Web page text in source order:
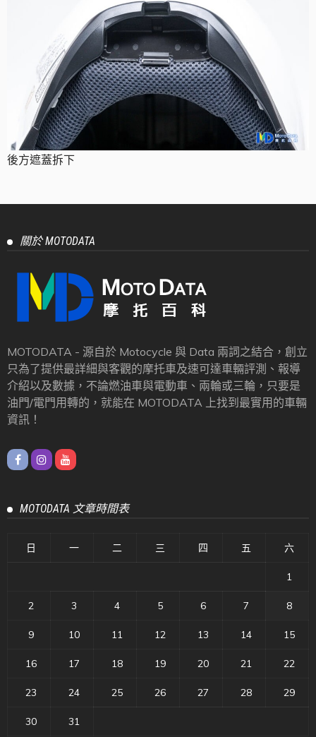
後方遮蓋拆下
關於 MOTODATA
MOTODATA - 源自於 Motocycle 與 Data 兩詞之結合，創立
只為了提供最詳細與客觀的摩托車及速可達車輛評測、報導
介紹以及數據，不論燃油車與電動車、兩輪或三輪，只要是
油門/電門用轉的，就能在 MOTODATA 上找到最實用的車輛
資訊！
MOTODATA 文章時間表
日 一 二 三 四 五 六
1
2 3 4 5 6 7 8
9 10 11 12 13 14 15
16 17 18 19 20 21 22
23 24 25 26 27 28 29
30 31